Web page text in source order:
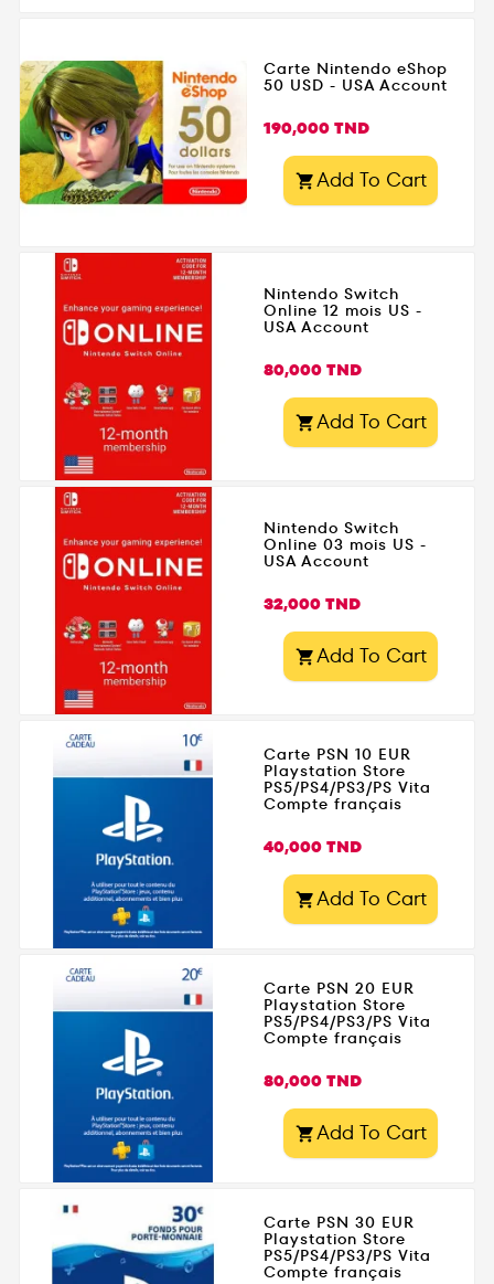
Carte Nintendo eShop
50 USD - USA Account
Prix
190,000 TND
Add To Cart
Nintendo Switch
Online 12 mois US -
USA Account
Prix
80,000 TND
Add To Cart
Nintendo Switch
Online 03 mois US -
USA Account
Prix
32,000 TND
Add To Cart
Carte PSN 10 EUR
Playstation Store
PS5/PS4/PS3/PS Vita
Compte français
Prix
40,000 TND
Add To Cart
Carte PSN 20 EUR
Playstation Store
PS5/PS4/PS3/PS Vita
Compte français
Prix
80,000 TND
Add To Cart
Carte PSN 30 EUR
Playstation Store
PS5/PS4/PS3/PS Vita
Compte français